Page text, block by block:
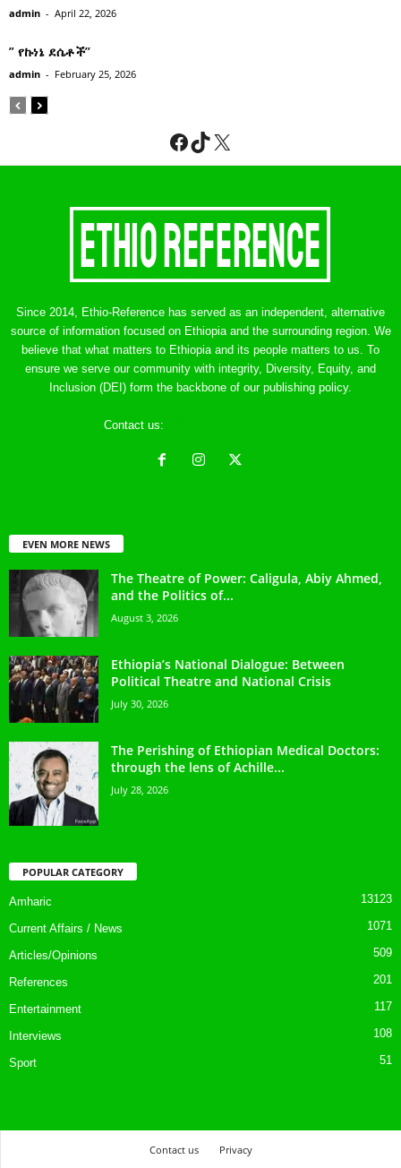
admin - April 22, 2026
” የኩነኔ ደሴቶች’’
admin - February 25, 2026
Facebook
TikTok
X
Since 2014, Ethio-Reference has served as an independent, alternative
source of information focused on Ethiopia and the surrounding region. We
believe that what matters to Ethiopia and its people matters to us. To
ensure we serve our community with integrity, Diversity, Equity, and
Inclusion (DEI) form the backbone of our publishing policy.
Contact us:
EVEN MORE NEWS
The Theatre of Power: Caligula, Abiy Ahmed,
and the Politics of...
August 3, 2026
Ethiopia’s National Dialogue: Between
Political Theatre and National Crisis
July 30, 2026
The Perishing of Ethiopian Medical Doctors:
through the lens of Achille...
July 28, 2026
POPULAR CATEGORY
Amharic 13123
Current Affairs / News 1071
Articles/Opinions 509
References 201
Entertainment 117
Interviews 108
Sport 51
Contact us Privacy